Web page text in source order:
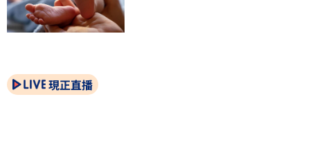
現正直播